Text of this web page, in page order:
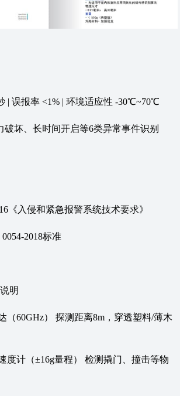
| 误报率 <1% | 环境适应性 -30℃~70℃
破坏、长时间开启等6类异常事件识别
《入侵和紧急报警系统技术要求》
2018标准
明‌
（60GHz） 探测距离8m，穿透塑料/薄木
度计（±16g量程） 检测撬门、撞击等物